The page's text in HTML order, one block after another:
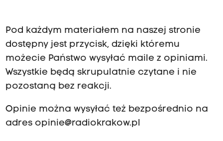
Pod każdym materiałem na naszej stronie
dostępny jest przycisk, dzięki któremu
możecie Państwo wysyłać maile z opiniami.
Wszystkie będą skrupulatnie czytane i nie
pozostaną bez reakcji.
Opinie można wysyłać też bezpośrednio na
adres opinie@radiokrakow.pl